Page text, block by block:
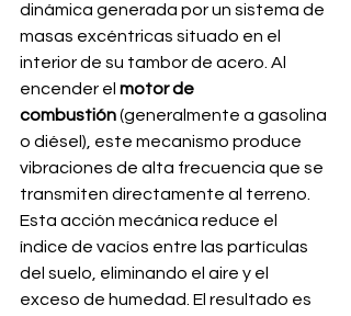
dinámica generada por un sistema de
masas excéntricas situado en el
interior de su tambor de acero. Al
encender el motor de
combustión (generalmente a gasolina
o diésel), este mecanismo produce
vibraciones de alta frecuencia que se
transmiten directamente al terreno.
Esta acción mecánica reduce el
índice de vacíos entre las partículas
del suelo, eliminando el aire y el
exceso de humedad. El resultado es